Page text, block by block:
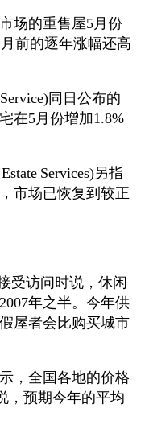
场的重售屋5月份
前的逐年涨幅还高
同日公布的
在5月份增加1.8%
Services)另指
市场已恢复到较正
受访问时说，休闲
年之半。今年供
屋者会比购买城市
，全国各地的价格
，预期今年的平均